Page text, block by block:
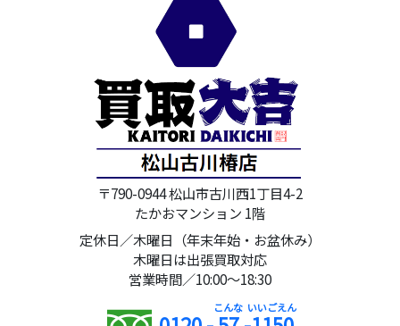
〒790-0944 松山市古川西1丁目4-2
たかおマンション 1階
定休日／木曜日（年末年始・お盆休み）
木曜日は出張買取対応
営業時間／10:00～18:30